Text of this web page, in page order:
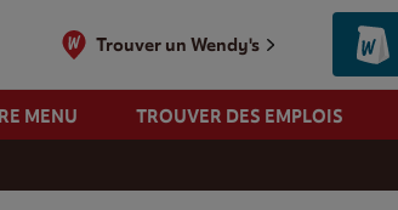
Trouver un Wendy's
MENU TROUVER DES EMPLOIS